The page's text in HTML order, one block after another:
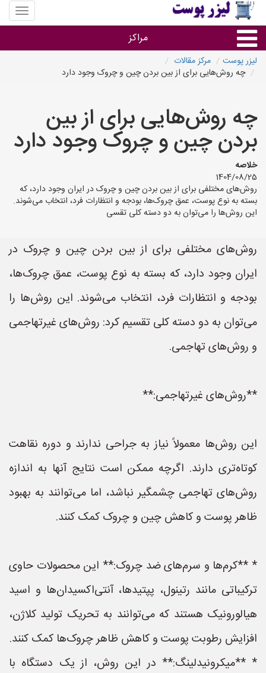
منوی
سایت
پوست
مراکز
گروه ها
استان ها
لیزر پوست
مرکز مقالات
چه روش‌هایی برای از بین بردن چین و چروک وجود دارد
چه روش‌هایی برای از بین
بردن چین و چروک وجود دارد
خلاصه
1404/08/25
روش‌های مختلفی برای از بین بردن چین و چروک در ایران وجود دارد، که
بسته به نوع پوست، عمق چروک‌ها، بودجه و انتظارات فرد، انتخاب می‌شوند.
این روش‌ها را می‌توان به دو دسته کلی تقسی
روش‌های مختلفی برای از بین بردن چین و چروک در
ایران وجود دارد، که بسته به نوع پوست، عمق چروک‌ها،
بودجه و انتظارات فرد، انتخاب می‌شوند. این روش‌ها را
می‌توان به دو دسته کلی تقسیم کرد: روش‌های غیرتهاجمی
و روش‌های تهاجمی.
**روش‌های غیرتهاجمی:**
این روش‌ها معمولاً نیاز به جراحی ندارند و دوره نقاهت
کوتاه‌تری دارند. اگرچه ممکن است نتایج آنها به اندازه
روش‌های تهاجمی چشمگیر نباشد، اما می‌توانند به بهبود
ظاهر پوست و کاهش چین و چروک کمک کنند.
* **کرم‌ها و سرم‌های ضد چروک:** این محصولات حاوی
ترکیباتی مانند رتینول، پپتیدها، آنتی‌اکسیدان‌ها و اسید
هیالورونیک هستند که می‌توانند به تحریک تولید کلاژن،
افزایش رطوبت پوست و کاهش ظاهر چروک‌ها کمک کنند.
* **میکرونیدلینگ:** در این روش، از یک دستگاه با